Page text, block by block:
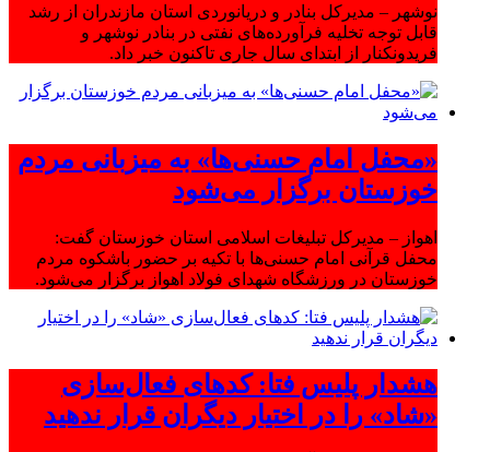
نوشهر – مدیرکل بنادر و دریانوردی استان مازندران از رشد
قابل توجه تخلیه فرآورده‌های نفتی در بنادر نوشهر و
فریدونکنار از ابتدای سال جاری تاکنون خبر داد.
«محفل امام حسنی‌ها» به میزبانی مردم
خوزستان برگزار می‌شود
اهواز – مدیرکل تبلیغات اسلامی استان خوزستان گفت:
محفل قرآنی امام حسنی‌ها با تکیه بر حضور باشکوه مردم
خوزستان در ورزشگاه شهدای فولاد اهواز برگزار می‌شود.
هشدار پلیس فتا: کدهای فعال‌سازی
«شاد» را در اختیار دیگران قرار ندهید